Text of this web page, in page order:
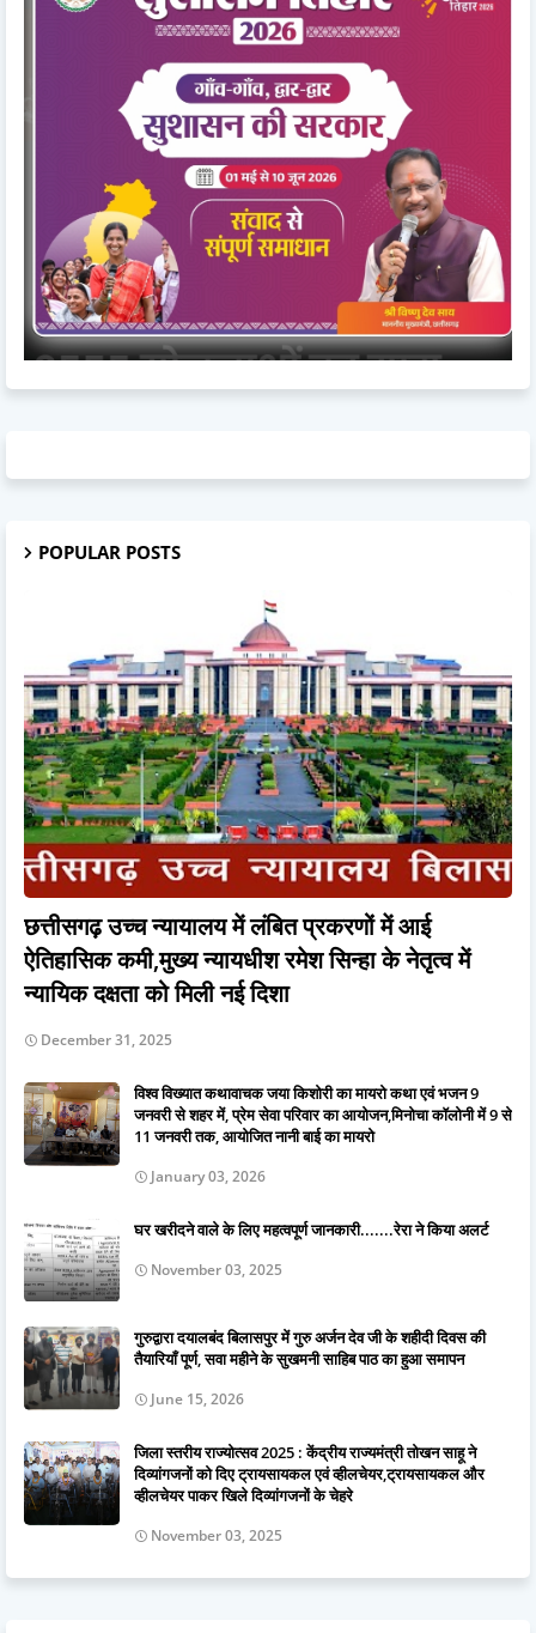
POPULAR POSTS
छत्तीसगढ़ उच्च न्यायालय में लंबित प्रकरणों में आई
ऐतिहासिक कमी,मुख्य न्यायधीश रमेश सिन्हा के नेतृत्व में
न्यायिक दक्षता को मिली नई दिशा
December 31, 2025
विश्व विख्यात कथावाचक जया किशोरी का मायरो कथा एवं भजन 9
जनवरी से शहर में, प्रेम सेवा परिवार का आयोजन,मिनोचा कॉलोनी में 9 से
11 जनवरी तक, आयोजित नानी बाई का मायरो
January 03, 2026
घर खरीदने वाले के लिए महत्वपूर्ण जानकारी.......रेरा ने किया अलर्ट
November 03, 2025
गुरुद्वारा दयालबंद बिलासपुर में गुरु अर्जन देव जी के शहीदी दिवस की
तैयारियाँ पूर्ण, सवा महीने के सुखमनी साहिब पाठ का हुआ समापन
June 15, 2026
जिला स्तरीय राज्योत्सव 2025 : केंद्रीय राज्यमंत्री तोखन साहू ने
दिव्यांगजनों को दिए ट्रायसायकल एवं व्हीलचेयर,ट्रायसायकल और
व्हीलचेयर पाकर खिले दिव्यांगजनों के चेहरे
November 03, 2025